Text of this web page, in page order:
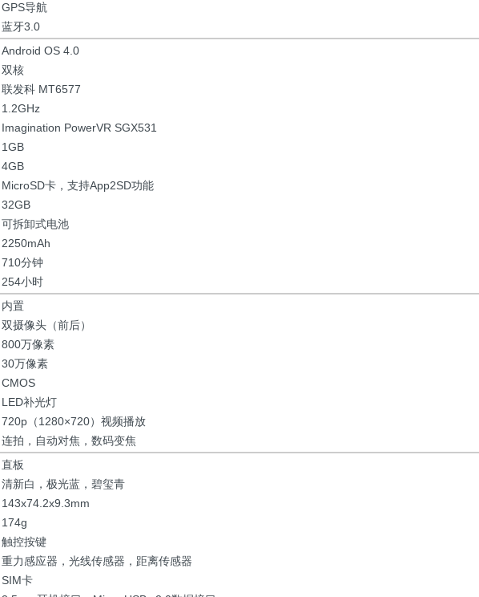
GPS导航
蓝牙3.0
Android OS 4.0
双核
联发科 MT6577
1.2GHz
Imagination PowerVR SGX531
1GB
4GB
MicroSD卡，支持App2SD功能
32GB
可拆卸式电池
2250mAh
710分钟
254小时
内置
双摄像头（前后）
800万像素
30万像素
CMOS
LED补光灯
720p（1280×720）视频播放
连拍，自动对焦，数码变焦
直板
清新白，极光蓝，碧玺青
143x74.2x9.3mm
174g
触控按键
重力感应器，光线传感器，距离传感器
SIM卡